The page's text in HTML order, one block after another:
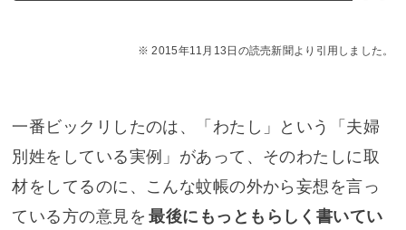
2015年11月13日の読売新聞より引用しました。
一番ビックリしたのは、「わたし」という「夫婦
別姓をしている実例」があって、そのわたしに取
材をしてるのに、こんな蚊帳の外から妄想を言っ
ている方の意見を 最後にもっともらしく書いてい